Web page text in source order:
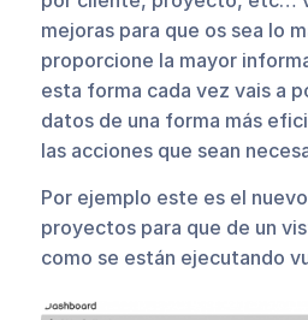
mejoras para que os sea lo
proporcione la mayor
esta forma cada vez vais a
datos de una forma más
las acciones que sean
Por ejemplo este es el
proyectos para que de un
como se están ejecutando